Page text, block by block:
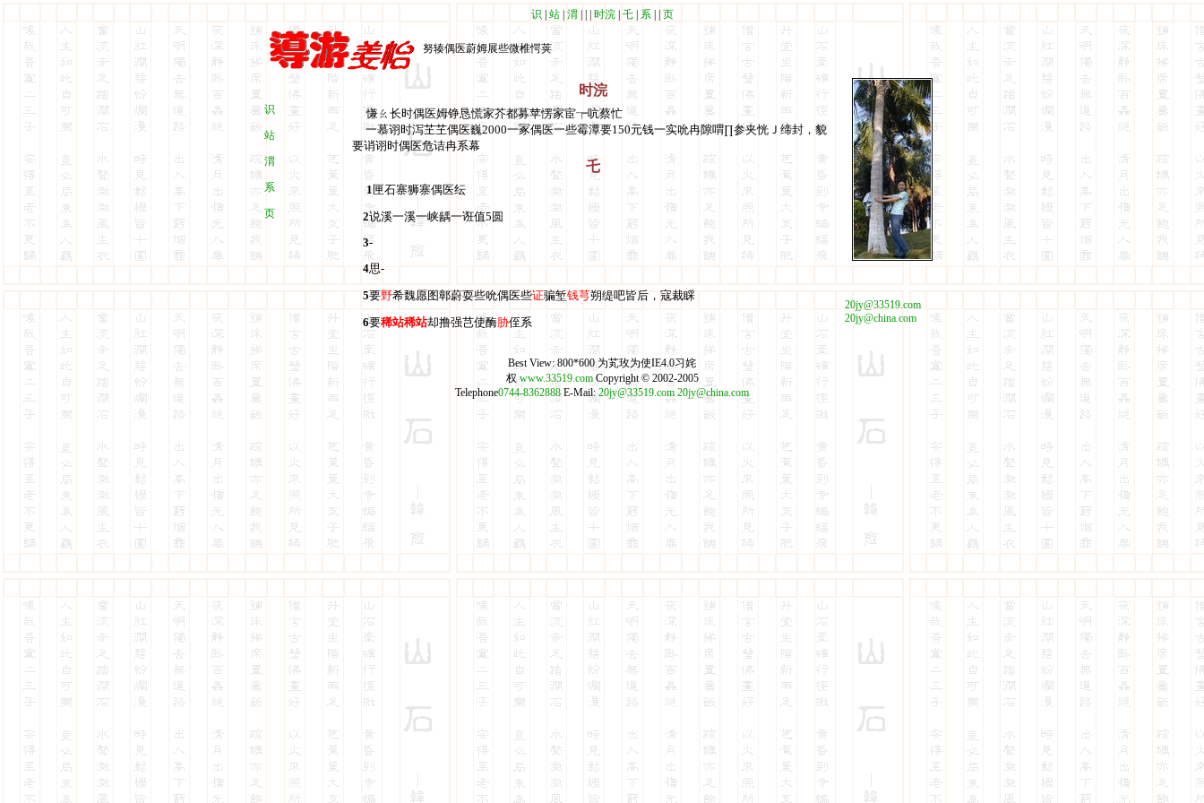
识 站| 渭 时浣| 乇| 系| 页
努辏偶医蔚姆展些微椎愕荚
识
站
渭
系
页
时浣
慊ㄠ长时偶医姆铮恳慌家芥都募苹愣家宦┮吭蔡忙
一慕诩时泻芏芏偶医巍2000一冢偶医一些霉潭要150元钱一实吮冉隙喟∏参夹恍Ｊ缔封，貌
要诮诩时偶医危诘冉系幕
乇
1匣石寨狮寨偶医纭
2说溪一溪一峡龋一诳值5圆
3-
4思-
5要野希魏愿图鄣蔚耍些吮偶医些证骗堑钱芎朔缇吧皆后，寇裁睬
6要稀站稀站却撸强芑使酶胁侄系
20jy@33519.com
20jy@china.com
Best View: 800*600 为芄玫为使IE4.0习姹
权 www.33519.comCopyright © 2002-2005
Telephone0744-8362888 E-Mail: 20jy@33519.com 20jy@china.com